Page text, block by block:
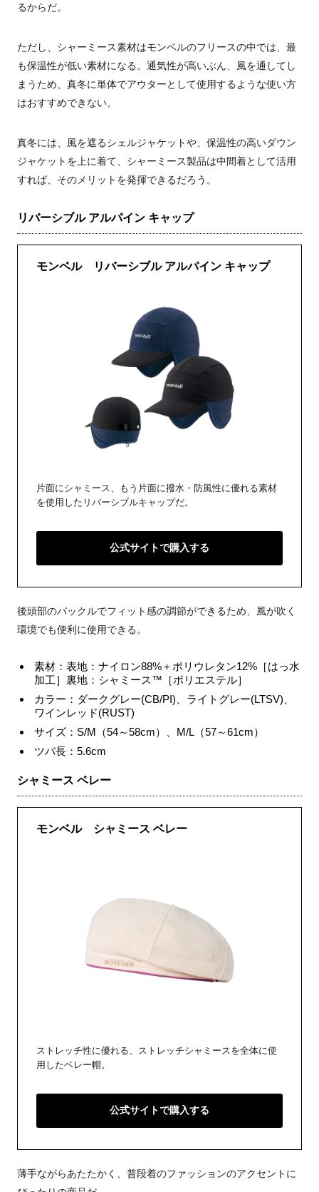
るからだ。
ただし、シャーミース素材はモンベルのフリースの中では、最
も保温性が低い素材になる。通気性が高いぶん、風を通してし
まうため、真冬に単体でアウターとして使用するような使い方
はおすすめできない。
真冬には、風を遮るシェルジャケットや、保温性の高いダウン
ジャケットを上に着て、シャーミース製品は中間着として活用
すれば、そのメリットを発揮できるだろう。
リバーシブル アルパイン キャップ
モンベル リバーシブル アルパイン キャップ
片面にシャミース、もう片面に撥水・防風性に優れる素材
を使用したリバーシブルキャップだ。
公式サイトで購入する
後頭部のバックルでフィット感の調節ができるため、風が吹く
環境でも便利に使用できる。
素材：表地：ナイロン88%＋ポリウレタン12%［はっ水
加工］裏地：シャミース™［ポリエステル］
カラー：ダークグレー(CB/PI)、ライトグレー(LTSV)、
ワインレッド(RUST)
サイズ：S/M（54～58cm）、M/L（57～61cm）
ツバ長：5.6cm
シャミース ベレー
モンベル シャミース ベレー
ストレッチ性に優れる、ストレッチシャミースを全体に使
用したベレー帽。
公式サイトで購入する
薄手ながらあたたかく、普段着のファッションのアクセントに